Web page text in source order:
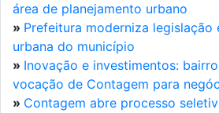
área de planejamento urbano
» Prefeitura moderniza
urbana do município
» Inovação e investimentos:
vocação de Contagem para
» Contagem abre processo